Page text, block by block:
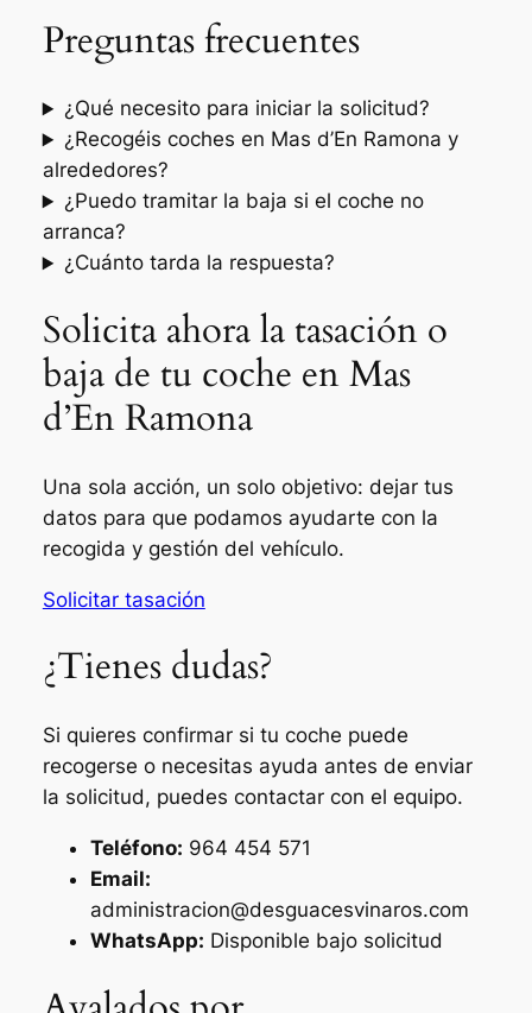
Preguntas frecuentes
¿Qué necesito para iniciar la solicitud?
¿Recogéis coches en Mas d’En Ramona y
alrededores?
¿Puedo tramitar la baja si el coche no
arranca?
¿Cuánto tarda la respuesta?
Solicita ahora la tasación o
baja de tu coche en Mas
d’En Ramona
Una sola acción, un solo objetivo: dejar tus
datos para que podamos ayudarte con la
recogida y gestión del vehículo.
Solicitar tasación
¿Tienes dudas?
Si quieres confirmar si tu coche puede
recogerse o necesitas ayuda antes de enviar
la solicitud, puedes contactar con el equipo.
Teléfono: 964 454 571
Email:
administracion@desguacesvinaros.com
WhatsApp: Disponible bajo solicitud